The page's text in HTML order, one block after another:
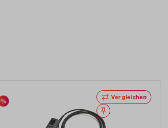
Vergleichen
Merken